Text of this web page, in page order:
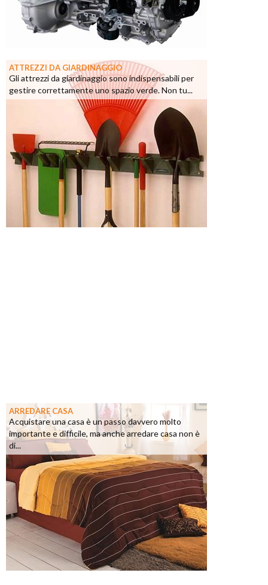
ATTREZZI DA GIARDINAGGIO
Gli attrezzi da giardinaggio sono indispensabili per
gestire correttamente uno spazio verde. Non tu...
ARREDARE CASA
Acquistare una casa è un passo davvero molto
importante e difficile, ma anche arredare casa non è
di...